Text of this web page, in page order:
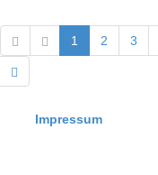
1 2 3
Impressum